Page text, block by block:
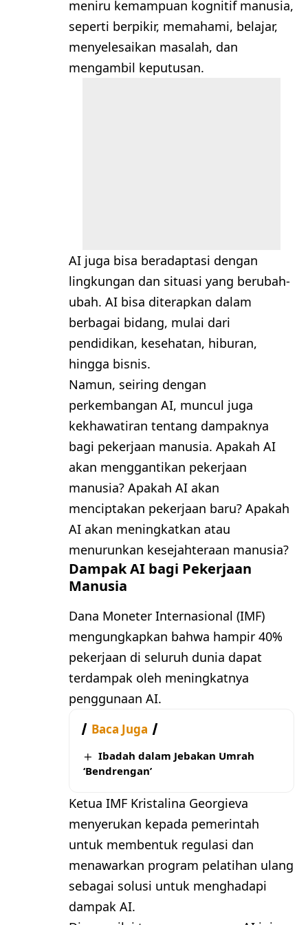
meniru kemampuan kognitif manusia,
seperti berpikir, memahami, belajar,
menyelesaikan masalah, dan
mengambil keputusan.
AI juga bisa beradaptasi dengan
lingkungan dan situasi yang berubah-
ubah. AI bisa diterapkan dalam
berbagai bidang, mulai dari
pendidikan, kesehatan, hiburan,
hingga bisnis.
Namun, seiring dengan
perkembangan AI, muncul juga
kekhawatiran tentang dampaknya
bagi pekerjaan manusia. Apakah AI
akan menggantikan pekerjaan
manusia? Apakah AI akan
menciptakan pekerjaan baru? Apakah
AI akan meningkatkan atau
menurunkan kesejahteraan manusia?
Dampak AI bagi Pekerjaan
Manusia
Dana Moneter Internasional (IMF)
mengungkapkan bahwa hampir 40%
pekerjaan di seluruh dunia dapat
terdampak oleh meningkatnya
penggunaan AI.
Baca Juga
Ibadah dalam Jebakan Umrah
‘Bendrengan’
Ketua IMF Kristalina Georgieva
menyerukan kepada pemerintah
untuk membentuk regulasi dan
menawarkan program pelatihan ulang
sebagai solusi untuk menghadapi
dampak AI.